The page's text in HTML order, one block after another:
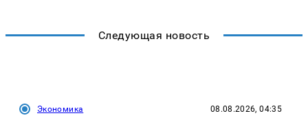
Следующая новость
Экономика 08.08.2026, 04:35